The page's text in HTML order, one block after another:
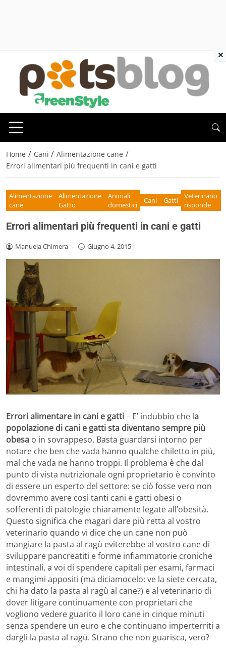
Home / Cani / Alimentazione cane /
Errori alimentari più frequenti in cani e gatti
Alimentazione
cane
Alimentazione
Gatto
Animali
domestici
Cani Gatti
Veterinario
risponde
Errori alimentari più frequenti in cani e gatti
Manuela Chimera - Giugno 4, 2015
Errori alimentare in cani e gatti– E’ indubbio che la
popolazione di cani e gatti sta diventano sempre più
obesa o in sovrappeso. Basta guardarsi intorno per
notare che ben che vada hanno qualche chiletto in più,
mal che vada ne hanno troppi. Il problema è che dal
punto di vista nutrizionale ogni proprietario è convinto
di essere un esperto del settore: se ciò fosse vero non
dovremmo avere così tanti cani e gatti obesi o
sofferenti di patologie chiaramente legate all’obesità.
Questo significa che magari dare più retta al vostro
veterinario quando vi dice che un cane non può
mangiare la pasta al ragù eviterebbe al vostro cane di
sviluppare pancreatiti e forme infiammatorie croniche
intestinali, a voi di spendere capitali per esami, farmaci
e mangimi appositi (ma diciamocelo: ve la siete cercata,
chi ha dato la pasta al ragù al cane?) e al veterinario di
dover litigare continuamente con proprietari che
vogliono vedere guarito il loro cane in cinque minuti
senza spendere un euro e che continuano imperterriti a
dargli la pasta al ragù. Strano che non guarisca, vero?
×